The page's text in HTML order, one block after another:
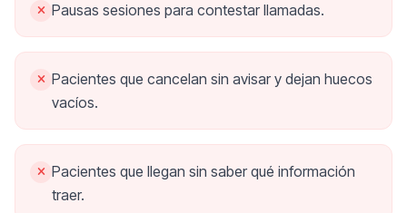
Pausas sesiones para contestar llamadas.
Pacientes que cancelan sin avisar y dejan huecos
vacíos.
Pacientes que llegan sin saber qué información
traer.